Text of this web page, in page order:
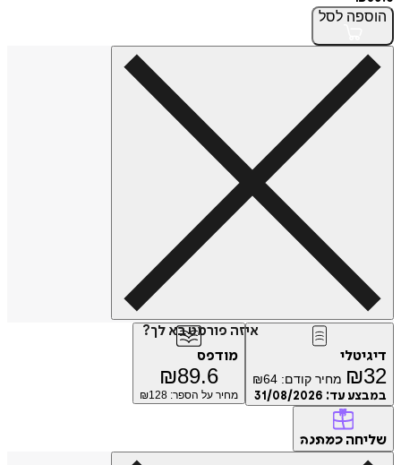
הוספה לסל
איזה פורמט בא לך?
דיגיטלי
₪32 מחיר קודם: ₪64
במבצע עד: 31/08/2026
מודפס
₪89.6
מחיר על הספר: ₪ 128
שליחה כמתנה